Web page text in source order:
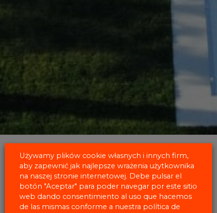
Bezpłatne i niewiążące badanie
Używamy plików cookie własnych i innych firm,
aby zapewnić jak najlepsze wrażenia użytkownika
na naszej stronie internetowej. Debe pulsar el
botón "Aceptar" para poder navegar por este sitio
web dando consentimiento al uso que hacemos
de las mismas conforme a nuestra política de